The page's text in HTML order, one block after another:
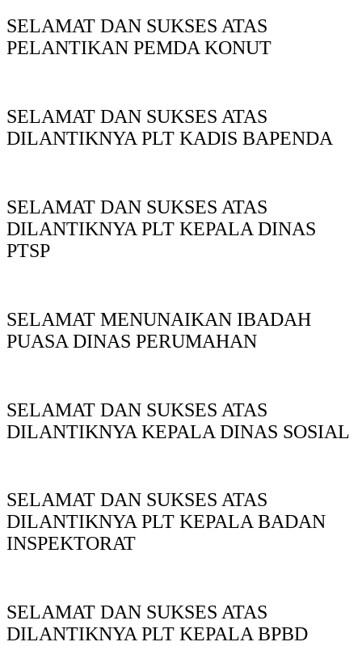
SELAMAT DAN SUKSES ATAS
PELANTIKAN PEMDA KONUT
SELAMAT DAN SUKSES ATAS
DILANTIKNYA PLT KADIS BAPENDA
SELAMAT DAN SUKSES ATAS
DILANTIKNYA PLT KEPALA DINAS
PTSP
SELAMAT MENUNAIKAN IBADAH
PUASA DINAS PERUMAHAN
SELAMAT DAN SUKSES ATAS
DILANTIKNYA KEPALA DINAS SOSIAL
SELAMAT DAN SUKSES ATAS
DILANTIKNYA PLT KEPALA BADAN
INSPEKTORAT
SELAMAT DAN SUKSES ATAS
DILANTIKNYA PLT KEPALA BPBD